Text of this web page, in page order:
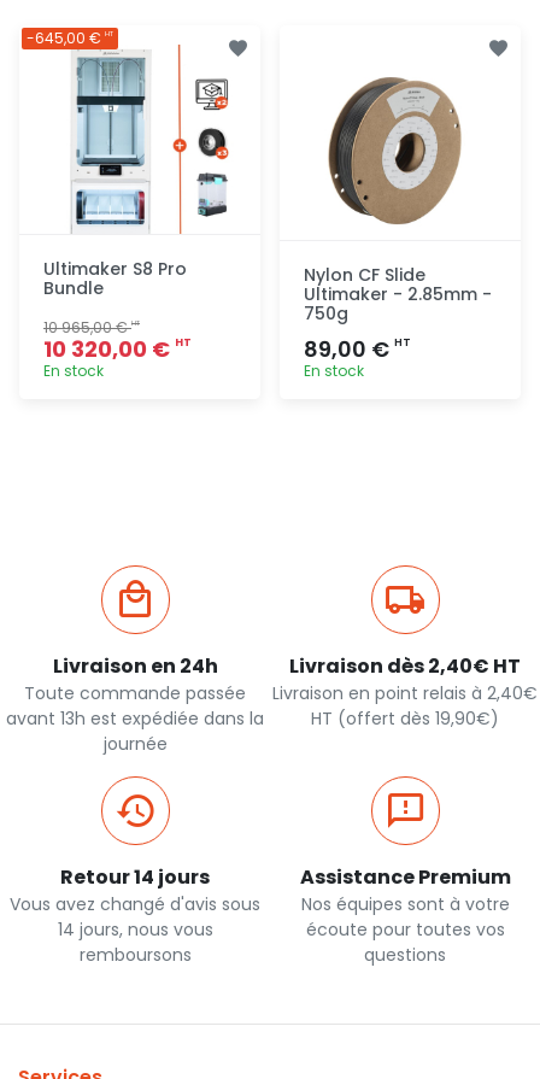
Ultimaker S8 Pro
Bundle
10 965,00 €HT
10 320,00 € HT
En stock
-645,00 € HT
Nylon CF Slide
Ultimaker - 2.85mm -
750g
89,00 € HT
En stock
Livraison en 24h
Toute commande passée
avant 13h est expédiée dans la
journée
Livraison dès 2,40€ HT
Livraison en point relais à 2,40€
HT (offert dès 19,90€)
Retour 14 jours
Vous avez changé d'avis sous
14 jours, nous vous
remboursons
Assistance Premium
Nos équipes sont à votre
écoute pour toutes vos
questions